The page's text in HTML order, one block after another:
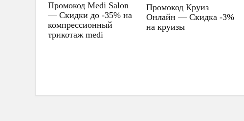
Промокод Medi Salon
— Скидки до -35% на
компрессионный
трикотаж medi
Промокод Круиз
Онлайн — Скидка -3%
на круизы